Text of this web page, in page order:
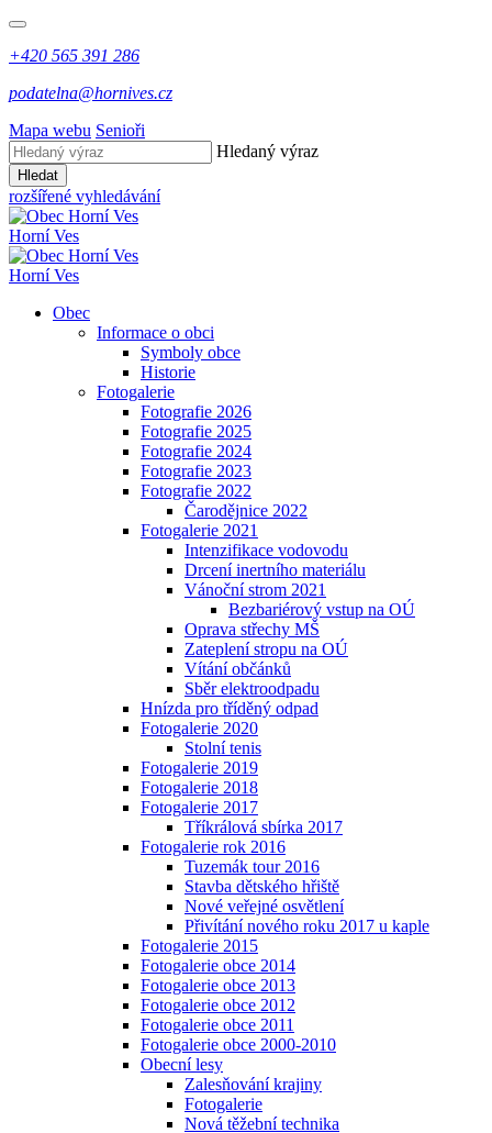
+420 565 391 286
podatelna@hornives.cz
Mapa webu Senioři
Hledaný výraz
Hledat
rozšířené vyhledávání
Horní Ves
Horní Ves
Obec
Informace o obci
Symboly obce
Historie
Fotogalerie
Fotografie 2026
Fotografie 2025
Fotografie 2024
Fotografie 2023
Fotografie 2022
Čarodějnice 2022
Fotogalerie 2021
Intenzifikace vodovodu
Drcení inertního materiálu
Vánoční strom 2021
Bezbariérový vstup na OÚ
Oprava střechy MŠ
Zateplení stropu na OÚ
Vítání občánků
Sběr elektroodpadu
Hnízda pro tříděný odpad
Fotogalerie 2020
Stolní tenis
Fotogalerie 2019
Fotogalerie 2018
Fotogalerie 2017
Tříkrálová sbírka 2017
Fotogalerie rok 2016
Tuzemák tour 2016
Stavba dětského hřiště
Nové veřejné osvětlení
Přivítání nového roku 2017 u kaple
Fotogalerie 2015
Fotogalerie obce 2014
Fotogalerie obce 2013
Fotogalerie obce 2012
Fotogalerie obce 2011
Fotogalerie obce 2000-2010
Obecní lesy
Zalesňování krajiny
Fotogalerie
Nová těžební technika